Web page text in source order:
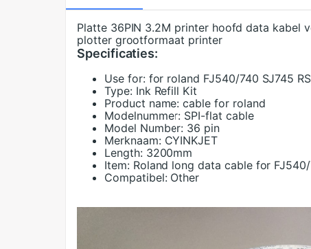
Platte 36PIN 3.2M printer hoofd data kabel
plotter grootformaat printer
Specificaties:
Use for: for roland FJ540/740 SJ745
Type: Ink Refill Kit
Product name: cable for roland
Modelnummer: SPI-flat cable
Model Number: 36 pin
Merknaam: CYINKJET
Length: 3200mm
Item: Roland long data cable for
Compatibel: Other